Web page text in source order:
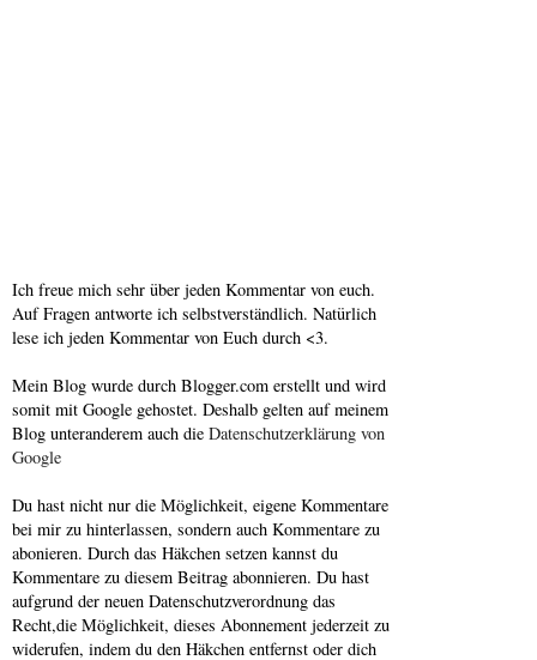
Ich freue mich sehr über jeden Kommentar von euch.
Auf Fragen antworte ich selbstverständlich. Natürlich
lese ich jeden Kommentar von Euch durch <3.
Mein Blog wurde durch Blogger.com erstellt und wird
somit mit Google gehostet. Deshalb gelten auf meinem
Blog unteranderem auch die Datenschutzerklärung von
Google
Du hast nicht nur die Möglichkeit, eigene Kommentare
bei mir zu hinterlassen, sondern auch Kommentare zu
abonieren. Durch das Häkchen setzen kannst du
Kommentare zu diesem Beitrag abonnieren. Du hast
aufgrund der neuen Datenschutzverordnung das
Recht,die Möglichkeit, dieses Abonnement jederzeit zu
widerufen, indem du den Häkchen entfernst oder dich